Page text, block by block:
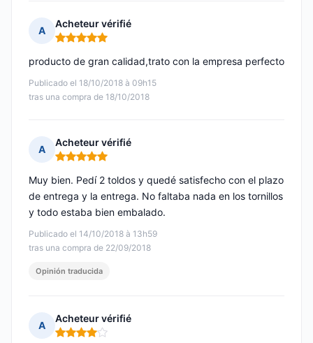
A
Acheteur vérifié
Nota: 5 de 5
Publicado el 18/10/2018 à 09h15
tras una compra de 18/10/2018
producto de gran calidad,trato con la empresa perfecto
A
Acheteur vérifié
Nota: 5 de 5
Publicado el 14/10/2018 à 13h59
tras una compra de 22/09/2018
Muy bien. Pedí 2 toldos y quedé satisfecho con el plazo
de entrega y la entrega. No faltaba nada en los tornillos
y todo estaba bien embalado.
Opinión traducida
A
Acheteur vérifié
Nota: 4 de 5